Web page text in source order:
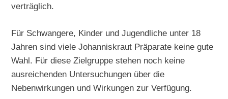
verträglich.
Für Schwangere, Kinder und Jugendliche unter 18
Jahren sind viele Johanniskraut Präparate keine gute
Wahl. Für diese Zielgruppe stehen noch keine
ausreichenden Untersuchungen über die
Nebenwirkungen und Wirkungen zur Verfügung.